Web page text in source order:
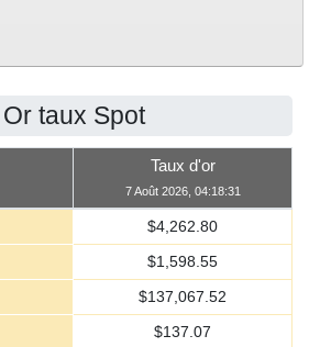
Or taux Spot
Taux d'or
7 Août 2026, 04:18:31
$4,262.80
$1,598.55
$137,067.52
$137.07